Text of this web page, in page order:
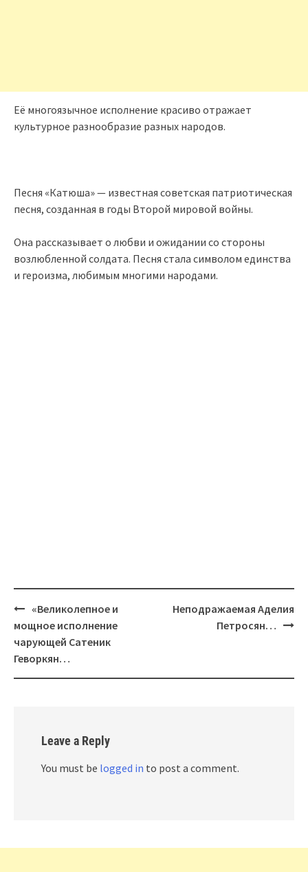
Её многоязычное исполнение красиво отражает
культурное разнообразие разных народов.
Песня «Катюша» — известная советская патриотическая
песня, созданная в годы Второй мировой войны.
Она рассказывает о любви и ожидании со стороны
возлюбленной солдата. Песня стала символом единства
и героизма, любимым многими народами.
Post
navigation
«Великолепное и
мощное исполнение
чарующей Сатеник
Геворкян…
Неподражаемая Аделия
Петросян…
Leave a Reply
You must be logged in to post a comment.